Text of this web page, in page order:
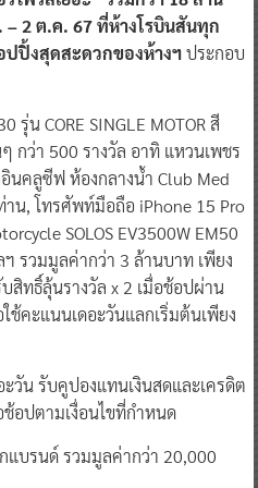
2 ต.ค. 67 ที่ห้างโรบินสันทุก
ปปิ้งสุดสะดวกของห้างฯประกอบ
รุ่น CORE SINGLE MOTOR สี
กว่า 500 รางวัล อาทิ แหวนเพชร
นคลูซีฟ ห้องกลางน้ำ Club Med
น, โทรศัพท์มือถือ iPhone 15 Pro
SOLOS EV3500W EM50
รวมมูลค่ากว่า 3 ล้านบาท เพียง
ทธิ์ลุ้นรางวัล x 2 เมื่อช้อปผ่าน
ช้คะแนนเดอะวันแลกเริ่มต้นเพียง
วัน รับคูปองแทนเงินสดและเครดิต
อปตามเงื่อนไขที่กำหนด
แบรนด์ รวมมูลค่ากว่า 20,000